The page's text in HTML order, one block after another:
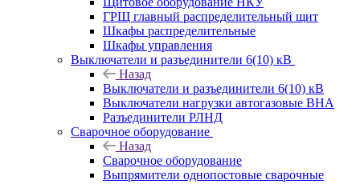
ГРЩ главный распределительный щит
Шкафы распределительные
Шкафы управления
Выключатели и разъединители 6(10) кВ
Назад
Выключатели и разъединители 6(10) кВ
Выключатели нагрузки автогазовые ВНА
Разъединители РЛНД
Сварочное оборудование
Назад
Сварочное оборудование
Выпрямители однопостовые сварочные